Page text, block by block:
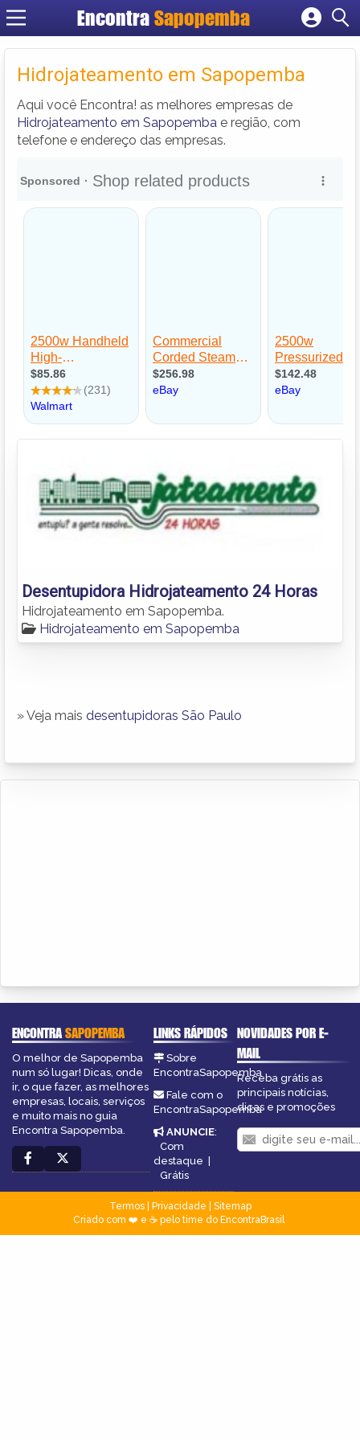
Encontra Sapopemba
Cadastrar empresa
Criar conta
Hidrojateamento em Sapopemba
Aqui você Encontra! as melhores empresas de
Hidrojateamento em Sapopemba e região, com
telefone e endereço das empresas.
Desentupidora Hidrojateamento 24 Horas
Hidrojateamento em Sapopemba.
Hidrojateamento em Sapopemba
» Veja mais desentupidoras São Paulo
ENCONTRASAPOPEMBA
O melhor de Sapopemba
num só lugar! Dicas, onde
ir, o que fazer, as melhores
empresas, locais, serviços
e muito mais no guia
Encontra Sapopemba.
LINKS RÁPIDOS
Sobre
EncontraSapopemba
Fale com o
EncontraSapopemba
ANUNCIE:
Com
destaque |
Grátis
NOVIDADES POR E-
MAIL
Receba grátis as
principais notícias,
dicas e promoções
Termos| Privacidade
Sitemap
Criado com ❤️ e ☕ pelo time do EncontraBrasil